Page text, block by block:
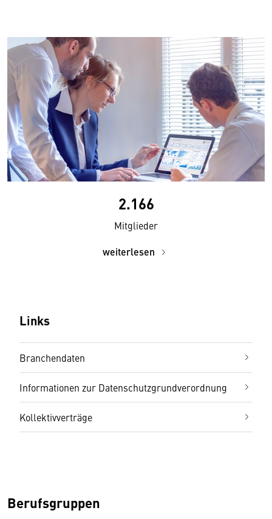
2.166
Mitglieder
weiterlesen
Links
Branchendaten
Informationen zur Datenschutzgrundverordnung
Kollektivverträge
Berufsgruppen